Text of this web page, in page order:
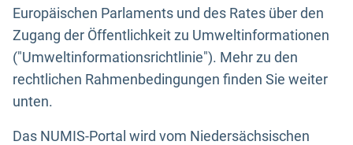
Europäischen Parlaments und des Rates über den
Zugang der Öffentlichkeit zu Umweltinformationen
("Umweltinformationsrichtlinie"). Mehr zu den
rechtlichen Rahmenbedingungen finden Sie weiter
unten.
Das NUMIS-Portal wird vom Niedersächsischen